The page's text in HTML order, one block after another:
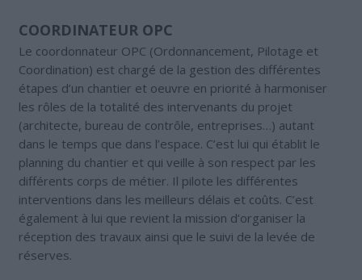
COORDINATEUR OPC
Le coordonnateur OPC (Ordonnancement, Pilotage et
Coordination) est chargé de la gestion des différentes
étapes d’un chantier et oeuvre en priorité à harmoniser
les rôles de la totalité des intervenants du projet
(architecte, bureau de contrôle, entreprises…) autant
dans le temps que dans l’espace. C’est lui qui établit le
planning du chantier et qui veille à son respect par les
différents corps de métier. Il pilote les différentes
interventions dans les meilleurs délais et coûts. C’est
également à lui que revient la mission d’organiser la
réception des travaux ainsi que le suivi de la levée de
réserves.